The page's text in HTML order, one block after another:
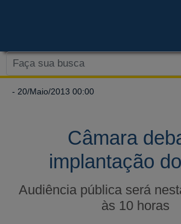
- 20/Maio/2013 00:00
Câmara
implantação
Audiência pública será
às 10 horas